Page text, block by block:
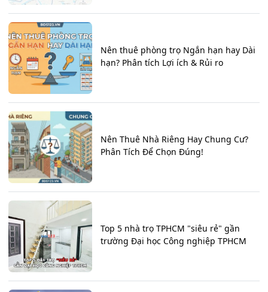
Nên thuê phòng trọ Ngắn hạn hay Dài
hạn? Phân tích Lợi ích & Rủi ro
Nên Thuê Nhà Riêng Hay Chung Cư?
Phân Tích Để Chọn Đúng!
Top 5 nhà trọ TPHCM "siêu rẻ" gần
trường Đại học Công nghiệp TPHCM